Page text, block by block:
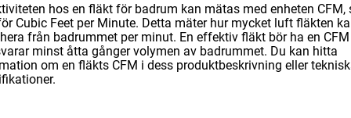
hos en fläkt för badrum kan mätas med enheten CFM,
Cubic Feet per Minute. Detta mäter hur mycket luft fläkten
från badrummet per minut. En effektiv fläkt bör ha en
minst åtta gånger volymen av badrummet. Du kan hitta
om en fläkts CFM i dess produktbeskrivning eller